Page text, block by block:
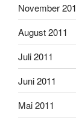
November
August 2011
Juli 2011
Juni 2011
Mai 2011